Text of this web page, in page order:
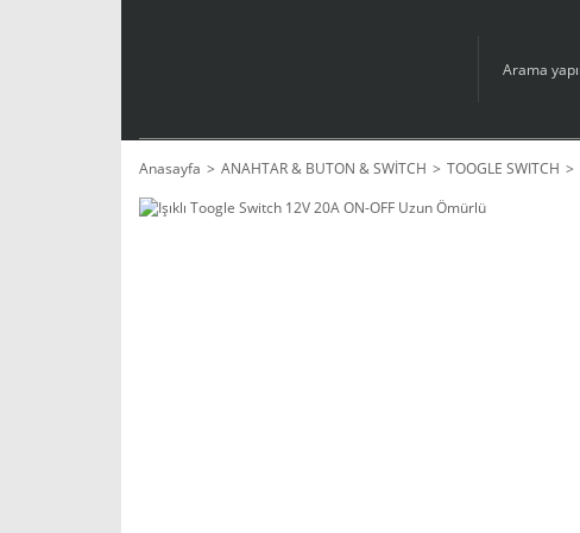
Anasayfa ANAHTAR & BUTON & SWİTCH TOOGLE SWITCH